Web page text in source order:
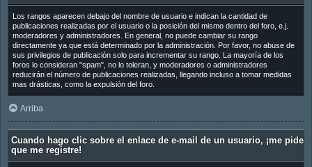
Los rangos aparecen debajo del nombre de usuario e indican la cantidad de
publicaciones realizadas por el usuario o la posición del mismo dentro del foro, e.j.
moderadores y administradores. En general, no puede cambiar su rango
directamente ya que está determinado por la administración. Por favor, no abuse de
sus privilegios de publicación solo para incrementar su rango. La mayoría de los
foros lo consideran "spam", no lo toleran, y moderadores o administradores
reducirán el número de publicaciones realizadas, llegando incluso a tomar medidas
mas drásticas, como la expulsión del foro.
Arriba
Cuando hago clic sobre el enlace de e-mail de un usuario, ¡me pide
que me registre!